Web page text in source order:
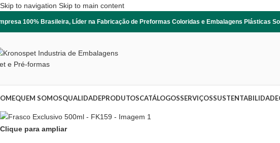
Skip to navigation Skip to main content
100% Brasileira, Líder na Fabricação de Preformas Coloridas e Embalagens Plásticas
QUEM SOMOSQUALIDADEPRODUTOSCATÁLOGOSSERVIÇOSSUSTENTABILIDADE
Clique para ampliar